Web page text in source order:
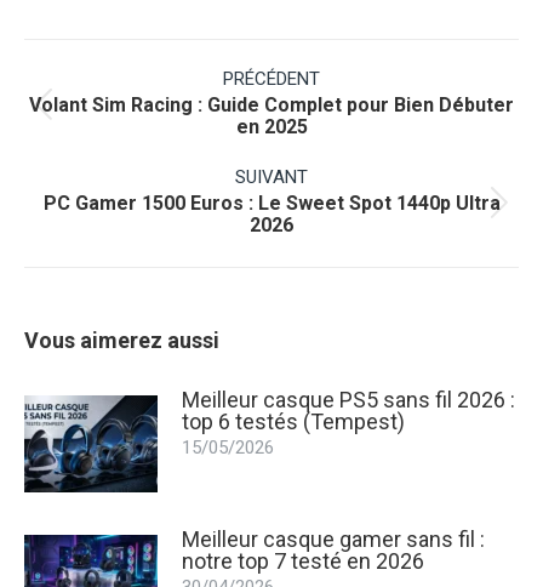
PRÉCÉDENT
Article
précédent
Volant Sim Racing : Guide Complet pour Bien Débuter
en 2025
SUIVANT
Article
suivant
PC Gamer 1500 Euros : Le Sweet Spot 1440p Ultra
2026
Vous aimerez aussi
Meilleur casque PS5 sans fil 2026 :
top 6 testés (Tempest)
15/05/2026
Meilleur casque gamer sans fil :
notre top 7 testé en 2026